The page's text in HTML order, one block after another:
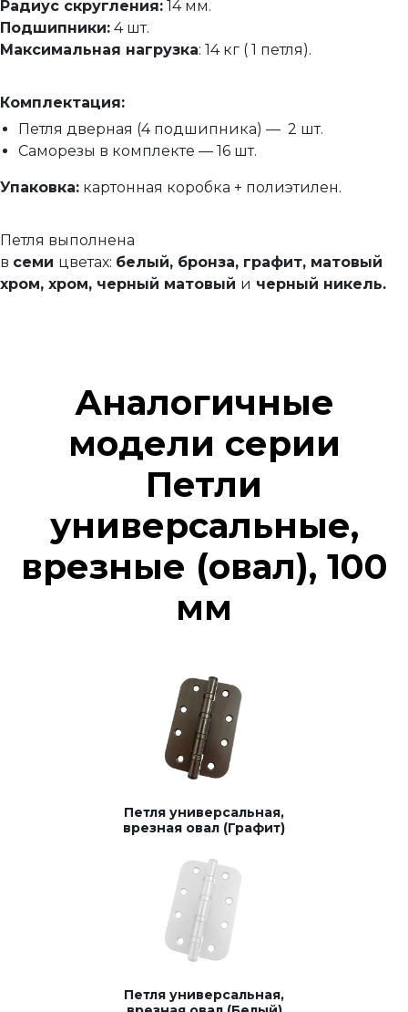
Радиус скругления: 14 мм.
Подшипники: 4 шт.
Максимальная нагрузка: 14 кг ( 1 петля).
Комплектация:
Петля дверная (4 подшипника) — 2 шт.
Саморезы в комплекте — 16 шт.
Упаковка: картонная коробка + полиэтилен.
Петля выполнена
в семи цветах: белый, бронза, графит, матовый
хром, хром, черный матовый и черный никель.
Аналогичные
модели серии
Петли
универсальные,
врезные (овал), 100
мм
Петля универсальная,
врезная овал (Графит)
Петля универсальная,